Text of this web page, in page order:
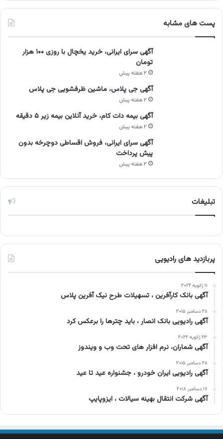
پست های مشابه
آگهی سرای ایرانی، خرید یخچال با روزی ۱۰۰ هزار
تومان
۲ هفته پیش
آگهی جی پلاس، ماشین ظرفشویی جی پلاس
۲ هفته پیش
آگهی بیمه دات کام، خرید آنلاین بیمه زیر ۵ دقیقه
۲ هفته پیش
آگهی سرای ایرانی، فروش اقساطی دوچرخه بدون
پیش پرداخت
۲ هفته پیش
تبلیغات
پربازدید های رادیویی
۱۱ ژانویه ۲۰۲۲
آگهی بانک کارآفرین ، تسهیلات طرح نیک آفرین پلاس
۲۸ دسامبر ۲۰۱۵
آگهی رادیویی بانک انصار ، باید چترها را برعکس کرد
۲۳ ژانویه ۲۰۲۲
آگهی شماران، نرم افزار های تحت وب و ویندوز
۲۸ دسامبر ۲۰۱۵
آگهی رادیویی ایران خودرو ، جشنواره عید تا عید
۱۷ دسامبر ۲۰۱۸
آگهی شرکت انتقال بهینه سیالات ، ایزوپایپ